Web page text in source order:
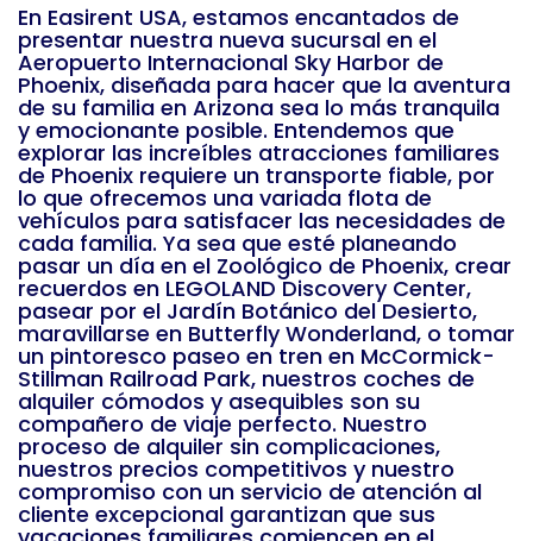
En Easirent USA, estamos encantados de
presentar nuestra nueva sucursal en el
Aeropuerto Internacional Sky Harbor de
Phoenix, diseñada para hacer que la aventura
de su familia en Arizona sea lo más tranquila
y emocionante posible. Entendemos que
explorar las increíbles atracciones familiares
de Phoenix requiere un transporte fiable, por
lo que ofrecemos una variada flota de
vehículos para satisfacer las necesidades de
cada familia. Ya sea que esté planeando
pasar un día en el Zoológico de Phoenix, crear
recuerdos en LEGOLAND Discovery Center,
pasear por el Jardín Botánico del Desierto,
maravillarse en Butterfly Wonderland, o tomar
un pintoresco paseo en tren en McCormick-
Stillman Railroad Park, nuestros coches de
alquiler cómodos y asequibles son su
compañero de viaje perfecto. Nuestro
proceso de alquiler sin complicaciones,
nuestros precios competitivos y nuestro
compromiso con un servicio de atención al
cliente excepcional garantizan que sus